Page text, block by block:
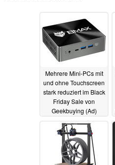
Mehrere Mini-PCs mit
und ohne Touchscreen
stark reduziert im Black
Friday Sale von
Geekbuying (Ad)